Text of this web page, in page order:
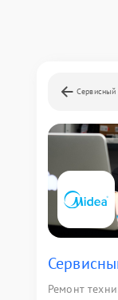
Сервисный
Ремонт